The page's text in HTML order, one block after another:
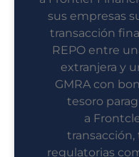
sus empresas
transacción
REPO entre
extranjera y
GMRA con
tesoro
a
regulatorias